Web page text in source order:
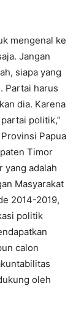
mengenal ke
Jangan
siapa yang
Partai harus
dia. Karena
politik,”
Papua
Timor
yang adalah
Masyarakat
2014-2019,
politik
calon
oleh